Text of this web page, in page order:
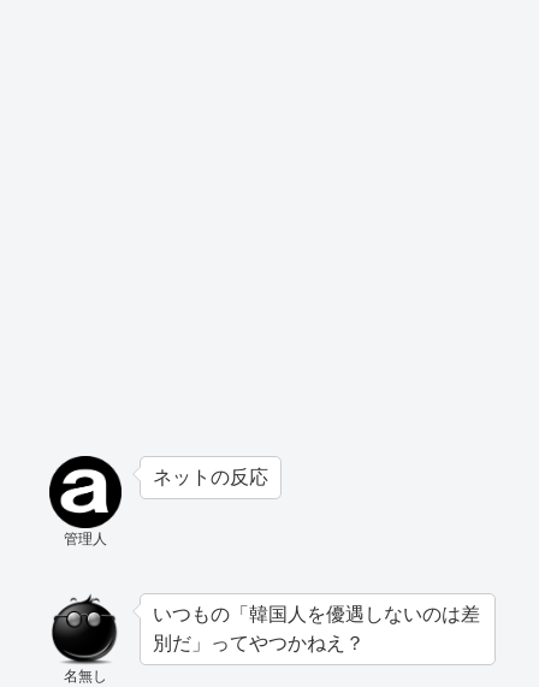
管理人
ネットの反応
名無し
いつもの「韓国人を優遇しないのは差
別だ」ってやつかねえ？